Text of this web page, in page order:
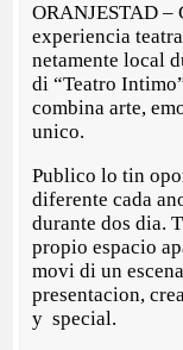
ORANJESTAD –
experiencia
netamente local
di “Teatro
combina arte,
unico.
Publico lo tin
diferente cada
durante dos dia.
propio espacio
movi di un
presentacion,
y special.